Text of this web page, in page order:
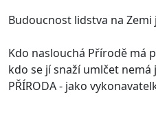
Budoucnost lidstva na Zemi
Kdo naslouchá Přírodě má
kdo se jí snaží umlčet
PŘÍRODA - jako